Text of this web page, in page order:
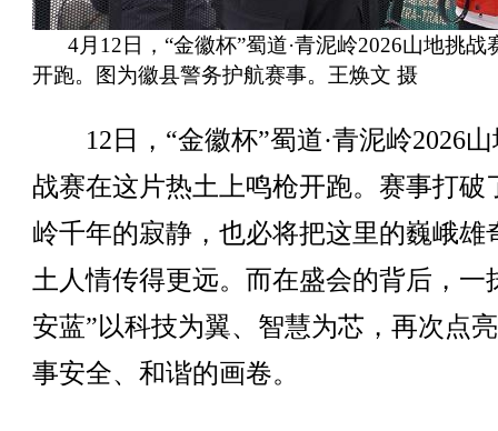
4月12日，“金徽杯”蜀道·青泥岭2026山地挑战
开跑。图为徽县警务护航赛事。王焕文 摄
12日，“金徽杯”蜀道·青泥岭2026山
战赛在这片热土上鸣枪开跑。赛事打破
岭千年的寂静，也必将把这里的巍峨雄
土人情传得更远。而在盛会的背后，一
安蓝”以科技为翼、智慧为芯，再次点
事安全、和谐的画卷。